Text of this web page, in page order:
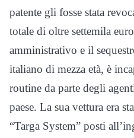
patente gli fosse stata
totale di oltre settemila
amministrativo e il
italiano di mezza età, è
routine da parte degli
paese. La sua vettura era
“Targa System” posti